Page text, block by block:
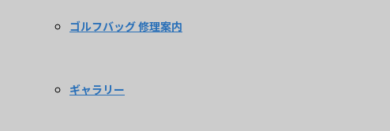
ゴルフバッグ 修理案内
ギャラリー